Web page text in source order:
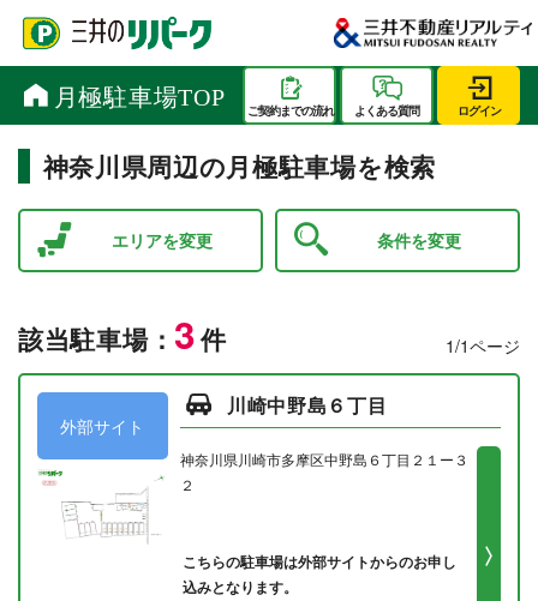
神奈川県周辺の月極駐車場を検索
エリアを変更 条件を変更
1/1ページ
該当駐車場： 3件
外部サイト
川崎中野島６丁目
神奈川県川崎市多摩区中野島６丁目２１ー３
２
こちらの駐車場は外部サイトからのお申し
込みとなります。